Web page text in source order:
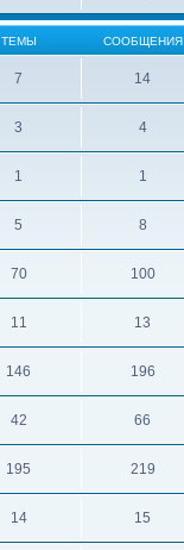
ТЕМЫ СООБЩЕНИЯ
7 14
3 4
1 1
5 8
70 100
11 13
146 196
42 66
195 219
14 15